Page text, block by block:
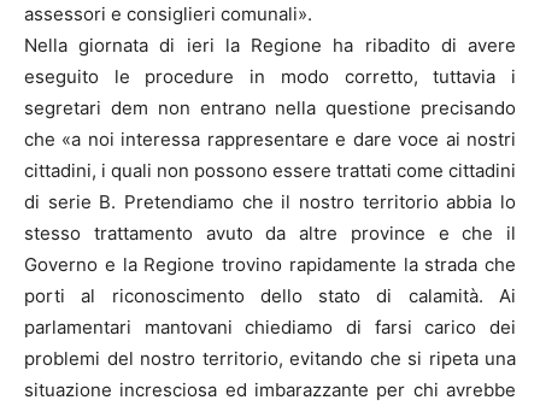
assessori e consiglieri comunali».
Nella giornata di ieri la Regione ha ribadito di avere
eseguito le procedure in modo corretto, tuttavia i
segretari dem non entrano nella questione precisando
che «a noi interessa rappresentare e dare voce ai nostri
cittadini, i quali non possono essere trattati come cittadini
di serie B. Pretendiamo che il nostro territorio abbia lo
stesso trattamento avuto da altre province e che il
Governo e la Regione trovino rapidamente la strada che
porti al riconoscimento dello stato di calamità. Ai
parlamentari mantovani chiediamo di farsi carico dei
problemi del nostro territorio, evitando che si ripeta una
situazione incresciosa ed imbarazzante per chi avrebbe